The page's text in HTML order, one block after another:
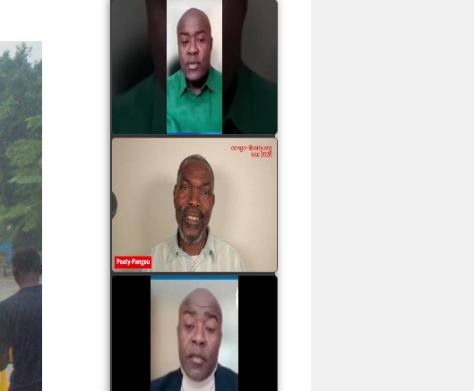
Mingwa BIANGO : Ni
les mercenaires russes,
ni la garde présidentielle
ne mourront pour
Sassou Denis
watch video
POATY PANGOU
parle de la coquille vide
Collinet Makosso, des
assassinats des jeunes
par Serge OBOA
watch video
Sassou Nguesso est
revenu au pouvoir par
les armes, il ne quittera
le pouvoir que par la
force
watch video